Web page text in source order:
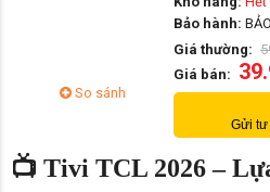
So sánh
Bảo hành:
Giá thường:
Giá bán:
Gửi tư
📺 Tivi TCL 2026 –